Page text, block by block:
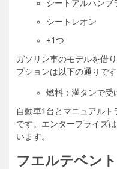
シートアルハンブ
シートレオン
+1つ
ガソリン車のモデルを借
プションは以下の通りです
燃料：満タンで受
自動車1台とマニュアル
です。エンタープライズ
います。
フエルテベン